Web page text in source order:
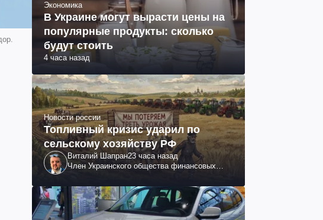
Экономика
В Украине могут вырасти цены на
популярные продукты: сколько
будут стоить
4 часа назад
Новости россии
Топливный кризис ударил по
сельскому хозяйству РФ
Виталий Шапран23 часа назад
Член Украинского общества финансовых